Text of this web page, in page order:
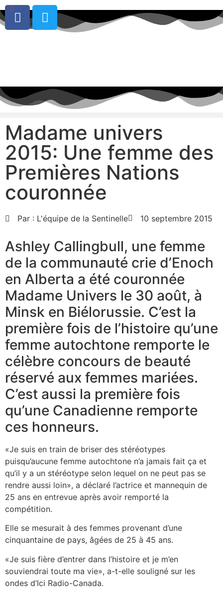
0
Madame univers
2015: Une femme des
Premières Nations
couronnée
Par : L'équipe de la Sentinelle 10 septembre 2015
Ashley Callingbull, une femme
de la communauté crie d’Enoch
en Alberta a été couronnée
Madame Univers le 30 août, à
Minsk en Biélorussie. C’est la
première fois de l’histoire qu’une
femme autochtone remporte le
célèbre concours de beauté
réservé aux femmes mariées.
C’est aussi la première fois
qu’une Canadienne remporte
ces honneurs.
«Je suis en train de briser des stéréotypes
puisqu’aucune femme autochtone n’a jamais fait ça et
qu’il y a un stéréotype selon lequel on ne peut pas se
rendre aussi loin», a déclaré l’actrice et mannequin de
25 ans en entrevue après avoir remporté la
compétition.
Elle se mesurait à des femmes provenant d’une
cinquantaine de pays, âgées de 25 à 45 ans.
«Je suis fière d’entrer dans l’histoire et je m’en
souviendrai toute ma vie», a-t-elle souligné sur les
ondes d’Ici Radio-Canada.